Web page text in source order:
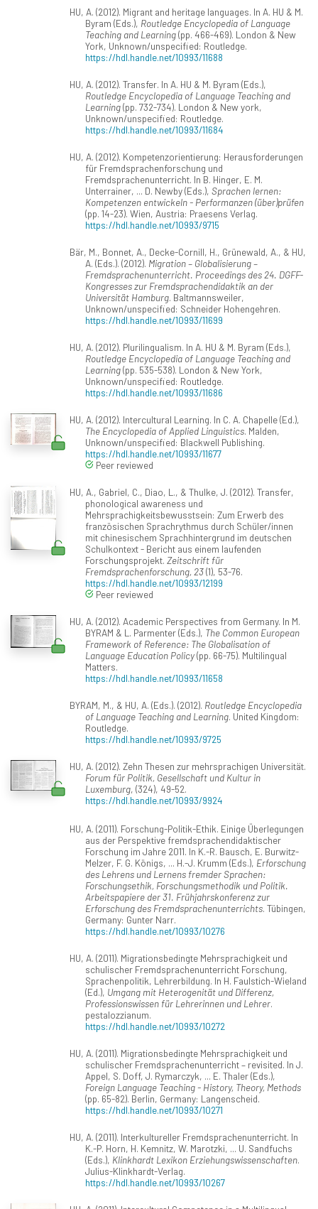
HU, A. (2012). Migrant and heritage languages. In A. HU & M.
Byram (Eds.), Routledge Encyclopedia of Language
Teaching and Learning(pp. 466-469). London & New
York, Unknown/unspecified: Routledge.
https://hdl.handle.net/10993/11688
HU, A. (2012). Transfer. In A. HU & M. Byram (Eds.),
Routledge Encyclopedia of Language Teaching and
Learning(pp. 732-734). London & New york,
Unknown/unspecified: Routledge.
https://hdl.handle.net/10993/11684
HU, A. (2012). Kompetenzorientierung: Herausforderungen
für Fremdsprachenforschung und
Fremdsprachenunterricht. In B. Hinger, E. M.
Unterrainer, ... D. Newby (Eds.), Sprachen lernen:
Kompetenzen entwickeln - Performanzen (über)prüfen
(pp. 14-23). Wien, Austria: Praesens Verlag.
https://hdl.handle.net/10993/9715
Bär, M., Bonnet, A., Decke-Cornill, H., Grünewald, A., & HU,
A. (Eds.). (2012). Migration – Globalisierung –
Fremdsprachenunterricht. Proceedings des 24. DGFF-
Kongresses zur Fremdsprachendidaktik an der
Universität Hamburg. Baltmannsweiler,
Unknown/unspecified: Schneider Hohengehren.
https://hdl.handle.net/10993/11699
HU, A. (2012). Plurilingualism. In A. HU & M. Byram (Eds.),
Routledge Encyclopedia of Language Teaching and
Learning(pp. 535-538). London & New York,
Unknown/unspecified: Routledge.
https://hdl.handle.net/10993/11686
HU, A. (2012). Intercultural Learning. In C. A. Chapelle (Ed.),
The Encyclopedia of Applied Linguistics. Malden,
Unknown/unspecified: Blackwell Publishing.
https://hdl.handle.net/10993/11677
Peer reviewed
HU, A., Gabriel, C., Diao, L., & Thulke, J. (2012). Transfer,
phonological awareness und
Mehrsprachigkeitsbewusstsein: Zum Erwerb des
französischen Sprachrythmus durch Schüler/innen
mit chinesischem Sprachhintergrund im deutschen
Schulkontext - Bericht aus einem laufenden
Forschungsprojekt. Zeitschrift für
Fremdsprachenforschung, 23(1), 53-76.
https://hdl.handle.net/10993/12199
Peer reviewed
HU, A. (2012). Academic Perspectives from Germany. In M.
BYRAM & L. Parmenter (Eds.), The Common European
Framework of Reference: The Globalisation of
Language Education Policy(pp. 66-75). Multilingual
Matters.
https://hdl.handle.net/10993/11658
BYRAM, M., & HU, A. (Eds.). (2012). Routledge Encyclopedia
of Language Teaching and Learning. United Kingdom:
Routledge.
https://hdl.handle.net/10993/9725
HU, A. (2012). Zehn Thesen zur mehrsprachigen Universität.
Forum für Politik, Gesellschaft und Kultur in
Luxemburg, (324), 49-52.
https://hdl.handle.net/10993/9924
HU, A. (2011). Forschung-Politik-Ethik. Einige Überlegungen
aus der Perspektive fremdsprachendidaktischer
Forschung im Jahre 2011. In K.-R. Bausch, E. Burwitz-
Melzer, F. G. Königs, ... H.-J. Krumm (Eds.), Erforschung
des Lehrens und Lernens fremder Sprachen:
Forschungsethik, Forschungsmethodik und Politik.
Arbeitspapiere der 31. Frühjahrskonferenz zur
Erforschung des Fremdsprachenunterrichts. Tübingen,
Germany: Gunter Narr.
https://hdl.handle.net/10993/10276
HU, A. (2011). Migrationsbedingte Mehrsprachigkeit und
schulischer Fremdsprachenunterricht Forschung,
Sprachenpolitik, Lehrerbildung. In H. Faulstich-Wieland
(Ed.), Umgang mit Heterogenität und Differenz,
Professionswissen für Lehrerinnen und Lehrer.
pestalozzianum.
https://hdl.handle.net/10993/10272
HU, A. (2011). Migrationsbedingte Mehrsprachigkeit und
schulischer Fremdsprachenunterricht – revisited. In J.
Appel, S. Doff, J. Rymarczyk, ... E. Thaler (Eds.),
Foreign Language Teaching - History, Theory, Methods
(pp. 65-82). Berlin, Germany: Langenscheid.
https://hdl.handle.net/10993/10271
HU, A. (2011). Interkultureller Fremdsprachenunterricht. In
K.-P. Horn, H. Kemnitz, W. Marotzki, ... U. Sandfuchs
(Eds.), Klinkhardt Lexikon Erziehungswissenschaften.
Julius-Klinkhardt-Verlag.
https://hdl.handle.net/10993/10267